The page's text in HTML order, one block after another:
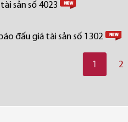
sản số 4023
đấu giá tài sản số 1302
1 2